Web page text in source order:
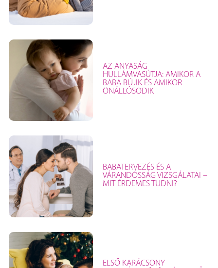
AZ ANYASÁG
HULLÁMVASÚTJA: AMIKOR A
BABA BÚJIK ÉS AMIKOR
ÖNÁLLÓSODIK
BABATERVEZÉS ÉS A
VÁRANDÓSSÁG VIZSGÁLATAI –
MIT ÉRDEMES TUDNI?
ELSŐ KARÁCSONY